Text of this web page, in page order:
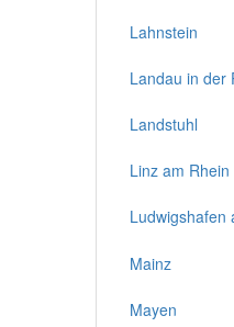
Lahnstein
Landau in der
Landstuhl
Linz am Rhein
Ludwigshafen
Mainz
Mayen